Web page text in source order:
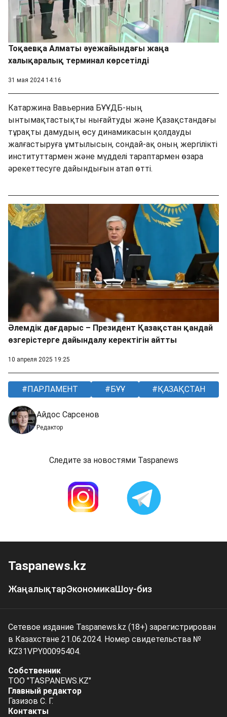
Тоқаевқа Алматы әуежайындағы жаңа
халықаралық терминал көрсетілді
31 мая 2024 14:16
Катаржина Вавьерниа БҰҰДБ-ның
ынтымақтастықты нығайтуды және Қазақстандағы
тұрақты дамудың өсу динамикасын қолдауды
жалғастыруға ұмтылысын, сондай-ақ оның жергілікті
институттармен және мүдделі тараптармен өзара
әрекеттесуге дайындығын атап өтті.
Әлемдік дағдарыс – Президент Қазақстан қандай
өзгерістерге дайындалу керектігін айтты
10 апреля 2025 19:25
ПАРЛАМЕНТ БҰҰ ҚАЗАҚСТАН
Айдос Сарсенов
Редактор
Следите за новостями Taspanews
Taspanews.kz
ЖаңалықтарЭкономикаШоу-биз
Сетевое издание Taspanews.kz (18+) зарегистрирован
в Казахстане 21.06.2024. Номер свидетельства №
KZ31VPY00095404.
Собственник
ТОО "TASPANEWS.KZ"
Главный редактор
Газизов С. Г.
Контакты